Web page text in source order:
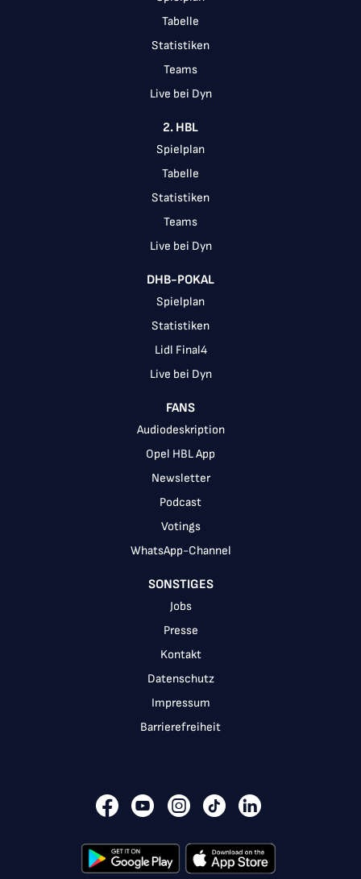
Tabelle
Statistiken
Teams
Live bei Dyn
2. HBL
Spielplan
Tabelle
Statistiken
Teams
Live bei Dyn
DHB-POKAL
Spielplan
Statistiken
Lidl Final4
Live bei Dyn
FANS
Audiodeskription
Opel HBL App
Newsletter
Podcast
Votings
WhatsApp-Channel
SONSTIGES
Jobs
Presse
Kontakt
Datenschutz
Impressum
Barrierefreiheit